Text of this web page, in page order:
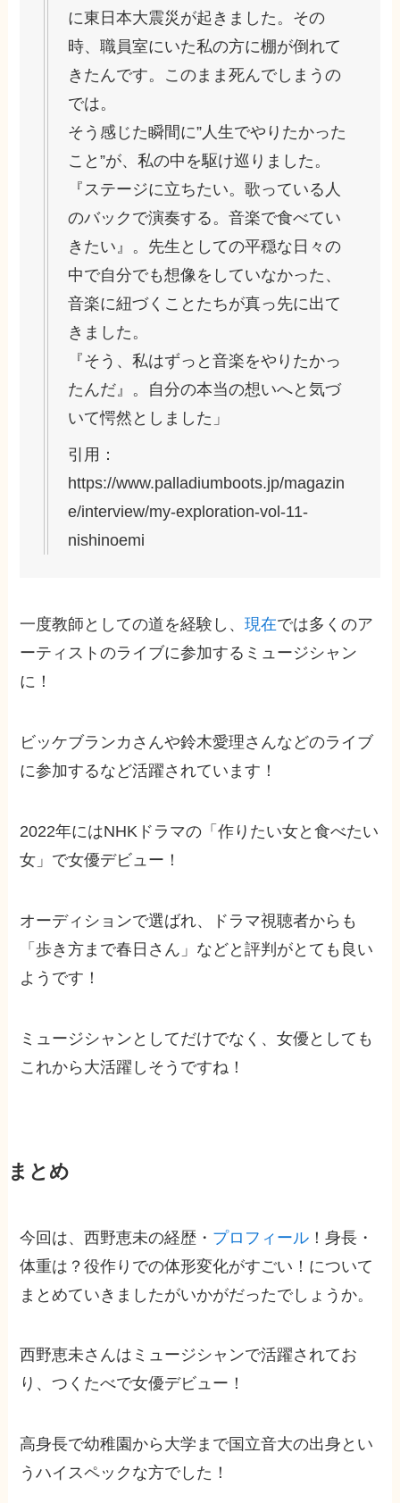
に東日本大震災が起きました。その
時、職員室にいた私の方に棚が倒れて
きたんです。このまま死んでしまうの
では。
そう感じた瞬間に”人生でやりたかった
こと”が、私の中を駆け巡りました。
『ステージに立ちたい。歌っている人
のバックで演奏する。音楽で食べてい
きたい』。先生としての平穏な日々の
中で自分でも想像をしていなかった、
音楽に紐づくことたちが真っ先に出て
きました。
『そう、私はずっと音楽をやりたかっ
たんだ』。自分の本当の想いへと気づ
いて愕然としました」
引用：
https://www.palladiumboots.jp/magazin
e/interview/my-exploration-vol-11-
nishinoemi
一度教師としての道を経験し、現在では多くのア
ーティストのライブに参加するミュージシャン
に！
ビッケブランカさんや鈴木愛理さんなどのライブ
に参加するなど活躍されています！
2022年にはNHKドラマの「作りたい女と食べたい
女」で女優デビュー！
オーディションで選ばれ、ドラマ視聴者からも
「歩き方まで春日さん」などと評判がとても良い
ようです！
ミュージシャンとしてだけでなく、女優としても
これから大活躍しそうですね！
まとめ
今回は、西野恵未の経歴・ プロフィール ！身長・
体重は？役作りでの体形変化がすごい！について
まとめていきましたがいかがだったでしょうか。
西野恵未さんはミュージシャンで活躍されてお
り、つくたべで女優デビュー！
高身長で幼稚園から大学まで国立音大の出身とい
うハイスペックな方でした！